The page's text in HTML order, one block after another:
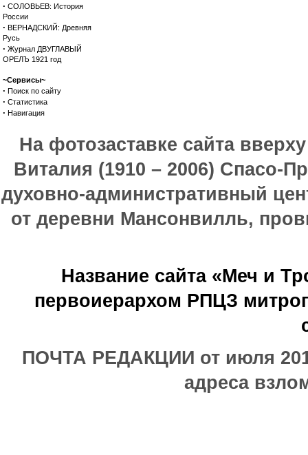
· СОЛОВЬЕВ: История
России
· ВЕРНАДСКИЙ: Древняя
Русь
· Журнал ДВУГЛАВЫЙ
ОРЕЛЪ 1921 год
~Сервисы~
· Поиск по сайту
· Статистика
· Навигация
На фотозаставке сайта
Виталия (1910 – 2006) Спасо-
духовно-административный
от деревни Мансонвилль,
Название сайта «Меч и
первоиерархом РПЦЗ
ПОЧТА РЕДАКЦИИ от июля
адреса